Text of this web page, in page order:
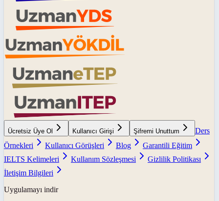
Ücretsiz Üye Ol Kullanıcı Girişi Şifremi Unuttum
Ders
Örnekleri
Kullanıcı Görüşleri Blog
Garantili Eğitim
IELTS Kelimeleri
Kullanım Sözleşmesi
Gizlilik Politikası
İletişim Bilgileri
Uygulamayı indir